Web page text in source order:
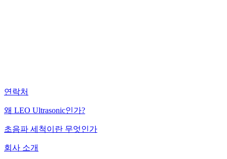
연락처
왜 LEO Ultrasonic인가?
초음파 세척이란 무엇인가
회사 소개